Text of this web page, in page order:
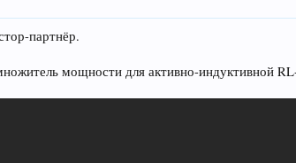
партнёр.
мощности для активно-индуктивной